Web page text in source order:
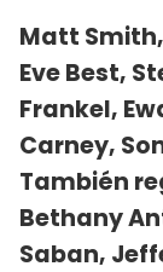
Matt
Eve Best,
Frankel,
Carney,
También
Bethany
Saban,